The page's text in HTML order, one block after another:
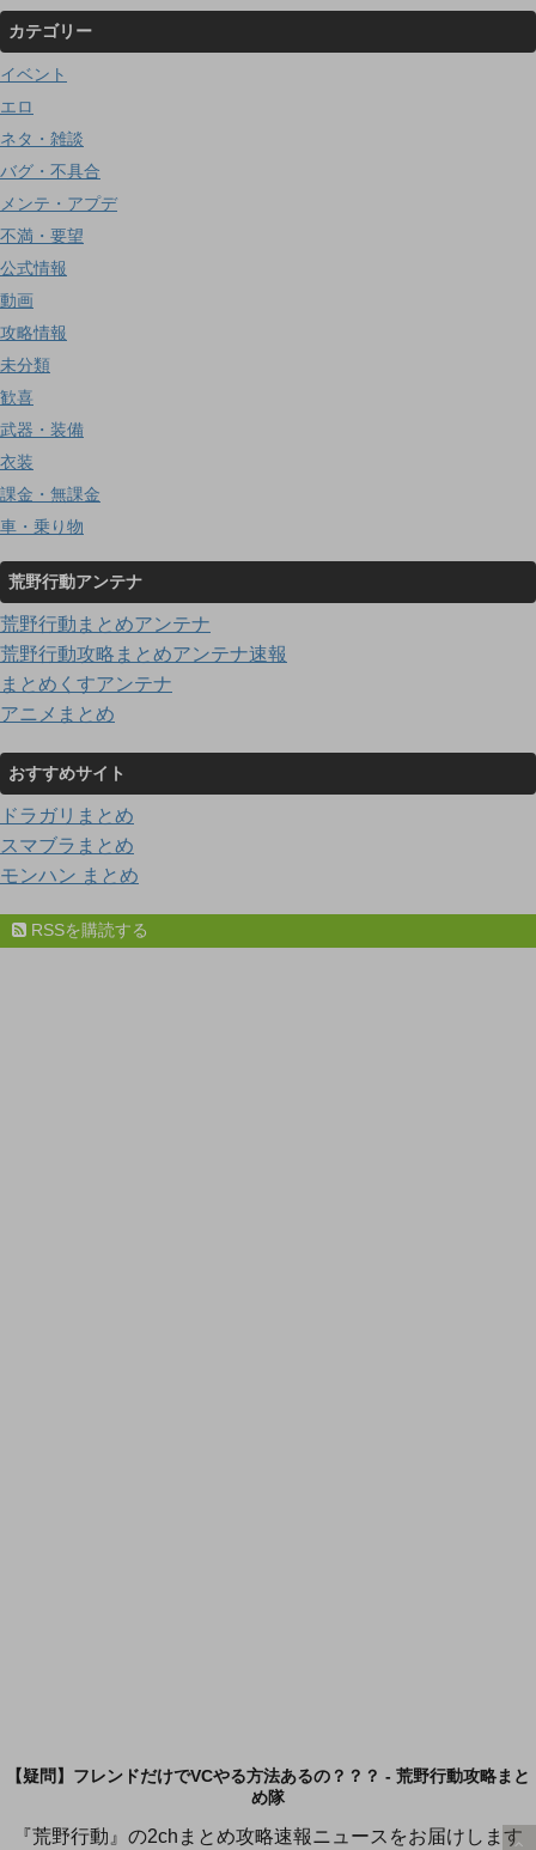
カテゴリー
イベント
エロ
ネタ・雑談
バグ・不具合
メンテ・アプデ
不満・要望
公式情報
動画
攻略情報
未分類
歓喜
武器・装備
衣装
課金・無課金
車・乗り物
荒野行動アンテナ
荒野行動まとめアンテナ
荒野行動攻略まとめアンテナ速報
まとめくすアンテナ
アニメまとめ
おすすめサイト
ドラガリまとめ
スマブラまとめ
モンハン まとめ
RSSを購読する
【疑問】フレンドだけでVCやる方法あるの？？？ - 荒野行動攻略まと
め隊
『荒野行動』の2chまとめ攻略速報ニュースをお届けします